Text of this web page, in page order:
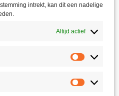
intrekt, kan dit een nadelige
Altijd actief